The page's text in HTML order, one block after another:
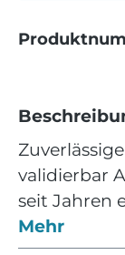
validierbar
seit Jahren
Mehr